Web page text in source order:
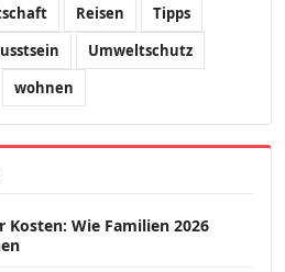
Reisen
Tipps
Umweltschutz
wohnen
Wie Familien 2026